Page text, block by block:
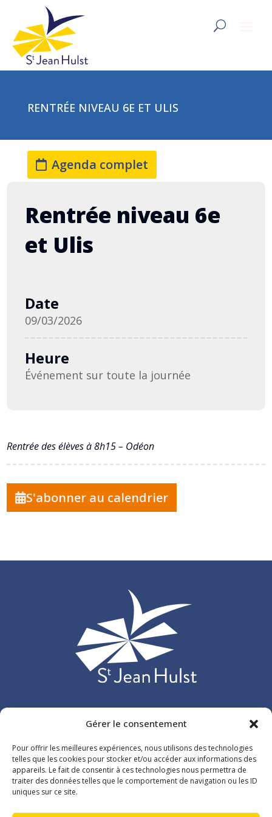
Gérer le consentement
Pour offrir les meilleures expériences, nous utilisons des technologies
telles que les cookies pour stocker et/ou accéder aux informations des
appareils. Le fait de consentir à ces technologies nous permettra de
traiter des données telles que le comportement de navigation ou les ID
uniques sur ce site.
RENTRÉE NIVEAU 6E ET ULIS
Agenda complet
Rentrée niveau 6e
et Ulis
Date
09/03/2026
Heure
Événement sur toute la journée
Rentrée des élèves à 8h15 – Odéon
S'abonner au calendrier
Etablissement d’enseignement privé catholique situé à Versailles
l’école maternelle au lycée.
26 rue du Maréchal de Lattre de Tassigny
78000 Versailles
01 39 54 11 26